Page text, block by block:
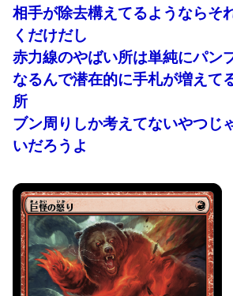
相手が除去構えてるようならそ
くだけだし
赤力線のやばい所は単純にパン
なるんで潜在的に手札が増えて
所
ブン周りしか考えてないやつじ
いだろうよ